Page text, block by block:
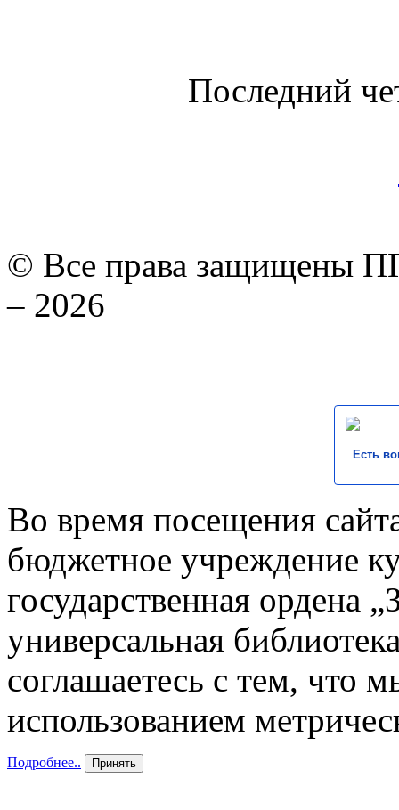
Последний
© Все права защищены
– 2026
Есть
Во время посещения
бюджетное учреждение
государственная ордена
универсальная
соглашаетесь с тем, что
использованием
Подробнее.. Принять